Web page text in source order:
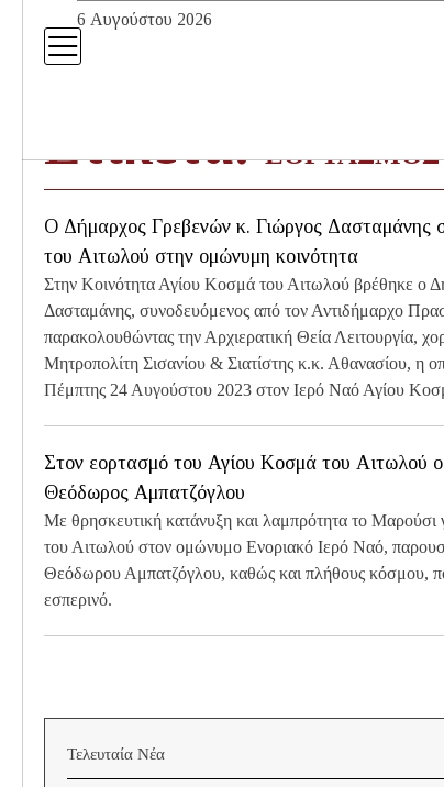
content
6 Αυγούστου 2026
Ετικέτα:ΕΟΡΤΑΣΜΟΣ
Ο Δήμαρχος Γρεβενών κ. Γιώργος Δασταμάνης
του Αιτωλού στην ομώνυμη κοινότητα
Στην Κοινότητα Αγίου Κοσμά του Αιτωλού βρέθηκε ο
Δασταμάνης, συνοδευόμενος από τον Αντιδήμαρχο
παρακολουθώντας την Αρχιερατική Θεία Λειτουργία,
Μητροπολίτη Σισανίου & Σιατίστης κ.κ. Αθανασίου, η
Πέμπτης 24 Αυγούστου 2023 στον Ιερό Ναό Αγίου
Στον εορτασμό του Αγίου Κοσμά του Αιτωλού
Θεόδωρος Αμπατζόγλου
Με θρησκευτική κατάνυξη και λαμπρότητα το
του Αιτωλού στον ομώνυμο Ενοριακό Ιερό Ναό,
Θεόδωρου Αμπατζόγλου, καθώς και πλήθους κόσμου,
εσπερινό.
Τελευταία Νέα